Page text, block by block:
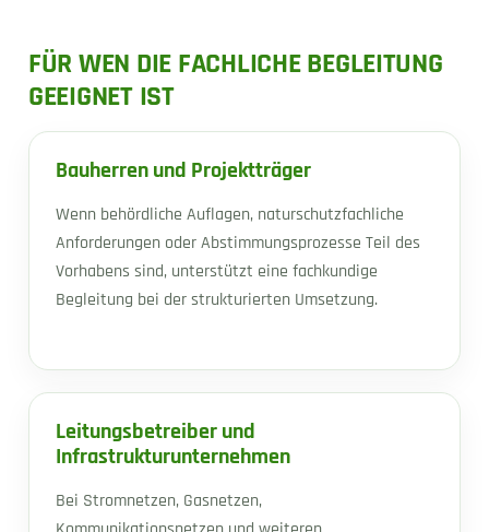
FÜR WEN DIE FACHLICHE BEGLEITUNG
GEEIGNET IST
Bauherren und Projektträger
Wenn behördliche Auflagen, naturschutzfachliche
Anforderungen oder Abstimmungsprozesse Teil des
Vorhabens sind, unterstützt eine fachkundige
Begleitung bei der strukturierten Umsetzung.
Leitungsbetreiber und
Infrastrukturunternehmen
Bei Stromnetzen, Gasnetzen,